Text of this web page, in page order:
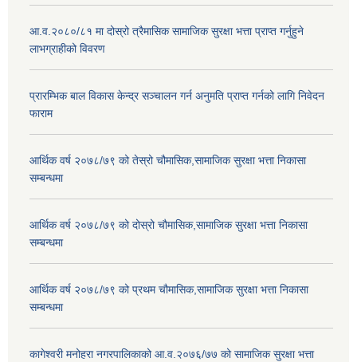
आ.व.२०८०/८१ मा दोस्रो त्रैमासिक सामाजिक सुरक्षा भत्ता प्राप्त गर्नुहुने
लाभग्राहीको विवरण
प्रारम्भिक बाल विकास केन्द्र सञ्चालन गर्न अनुमति प्राप्त गर्नको लागि निवेदन
फाराम
आर्थिक वर्ष २०७८/७९ को तेस्रो चौमासिक,सामाजिक सुरक्षा भत्ता निकासा
सम्बन्धमा
आर्थिक वर्ष २०७८/७९ को दोस्रो चौमासिक,सामाजिक सुरक्षा भत्ता निकासा
सम्बन्धमा
आर्थिक वर्ष २०७८/७९ को प्रथम चौमासिक,सामाजिक सुरक्षा भत्ता निकासा
सम्बन्धमा
कागेश्वरी मनोहरा नगरपालिकाको आ.व.२०७६/७७ को सामाजिक सुरक्षा भत्ता